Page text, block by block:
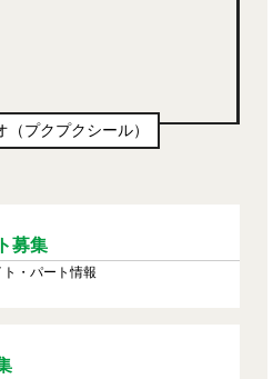
（プクプクシール）
募集
ト・パート情報